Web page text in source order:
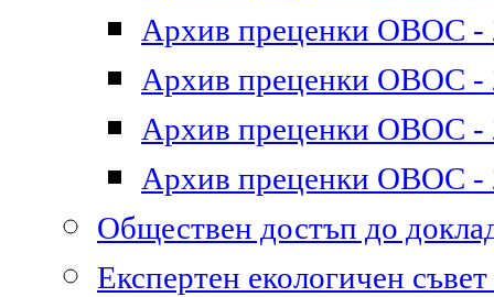
Архив преценки ОВОС -
Архив преценки ОВОС -
Архив преценки ОВОС -
Архив преценки ОВОС -
Обществен достъп до
Експертен екологичен